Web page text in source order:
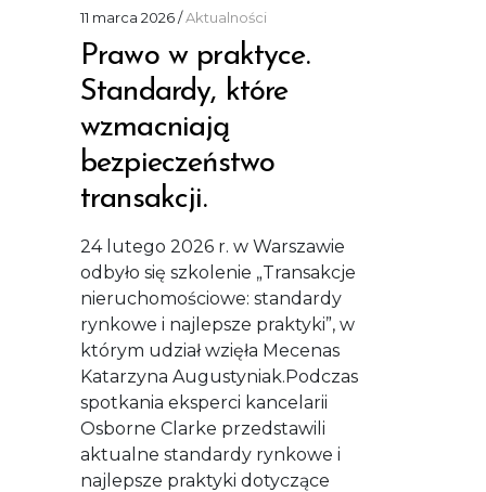
11 marca 2026 Aktualności
Prawo w praktyce.
Standardy, które
wzmacniają
bezpieczeństwo
transakcji.
24 lutego 2026 r. w Warszawie
odbyło się szkolenie „Transakcje
nieruchomościowe: standardy
rynkowe i najlepsze praktyki”, w
którym udział wzięła Mecenas
Katarzyna Augustyniak.Podczas
spotkania eksperci kancelarii
Osborne Clarke przedstawili
aktualne standardy rynkowe i
najlepsze praktyki dotyczące